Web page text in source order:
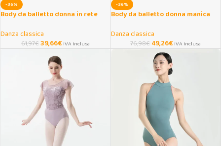
-36%
Body da balletto donna in rete
Danza classica
61,97€39,66€ IVA Inclusa
-36%
Body da balletto donna manica
Danza classica
76,98€49,26€ IVA Inclusa